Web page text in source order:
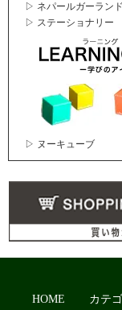
▷ ネパールガーランド
▷ ステーショナリー
▷ ヌーキューブ
HOME カテ